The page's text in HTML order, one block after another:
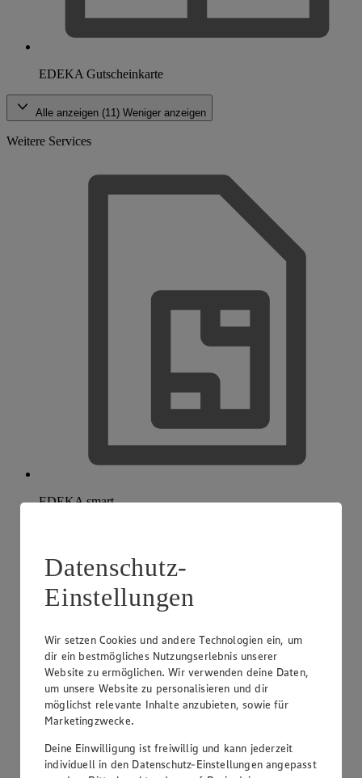
EDEKA Gutscheinkarte
Alle anzeigen (11) Weniger anzeigen
Weitere Services
EDEKA smart
Datenschutz-
Einstellungen
Wir setzen Cookies und andere Technologien ein, um
dir ein bestmögliches Nutzungserlebnis unserer
Website zu ermöglichen. Wir verwenden deine Daten,
um unsere Website zu personalisieren und dir
möglichst relevante Inhalte anzubieten, sowie für
Marketingzwecke.
Deine Einwilligung ist freiwillig und kann jederzeit
individuell in den Datenschutz-Einstellungen angepasst